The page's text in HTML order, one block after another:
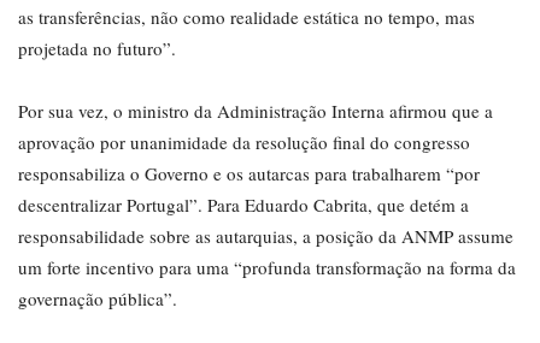
as transferências, não como realidade estática no tempo, mas
projetada no futuro”.
Por sua vez, o ministro da Administração Interna afirmou que a
aprovação por unanimidade da resolução final do congresso
responsabiliza o Governo e os autarcas para trabalharem “por
descentralizar Portugal”. Para Eduardo Cabrita, que detém a
responsabilidade sobre as autarquias, a posição da ANMP assume
um forte incentivo para uma “profunda transformação na forma da
governação pública”.